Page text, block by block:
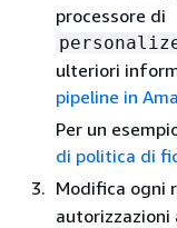
processore di
ulteriori
pipeline in
Per un
di politica di
Modifica ogni
autorizzazioni